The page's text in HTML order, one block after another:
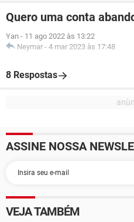
Quero uma conta
Yan - 11 ago 2022 às 13:22
Neymar - 4 mar 2023 às 17:48
8 Respostas
ASSINE NOSSA
VEJA TAMBÉM